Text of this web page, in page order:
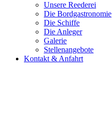
Unsere Reederei
Die Bordgastronomie
Die Schiffe
Die Anleger
Galerie
Stellenangebote
Kontakt & Anfahrt